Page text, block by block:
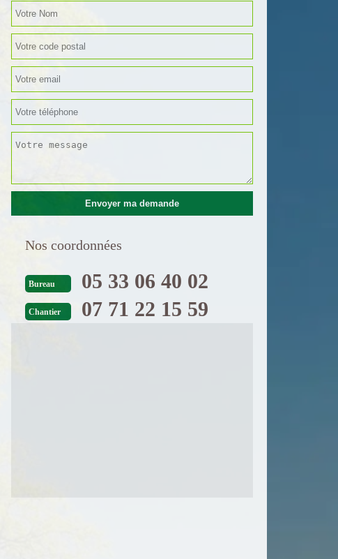
Nos coordonnées
Bureau 05 33 06 40 02
Chantier 07 71 22 15 59